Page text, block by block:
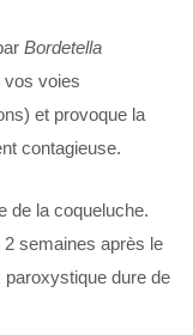
Bordetella
vos voies
et provoque la
contagieuse.
de la coqueluche.
semaines après le
paroxystique dure de